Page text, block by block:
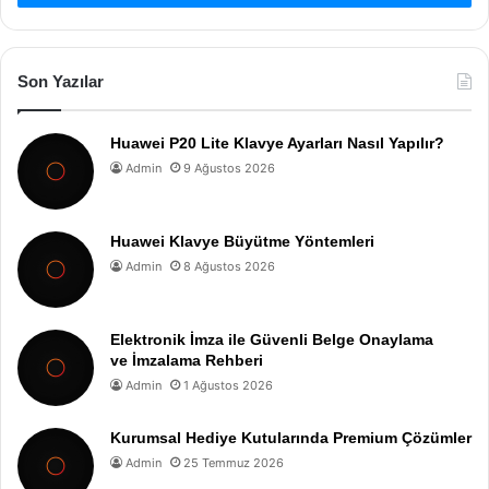
Son Yazılar
Huawei P20 Lite Klavye Ayarları Nasıl Yapılır?
Admin 9 Ağustos 2026
Huawei Klavye Büyütme Yöntemleri
Admin 8 Ağustos 2026
Elektronik İmza ile Güvenli Belge Onaylama
ve İmzalama Rehberi
Admin 1 Ağustos 2026
Kurumsal Hediye Kutularında Premium Çözümler
Admin 25 Temmuz 2026